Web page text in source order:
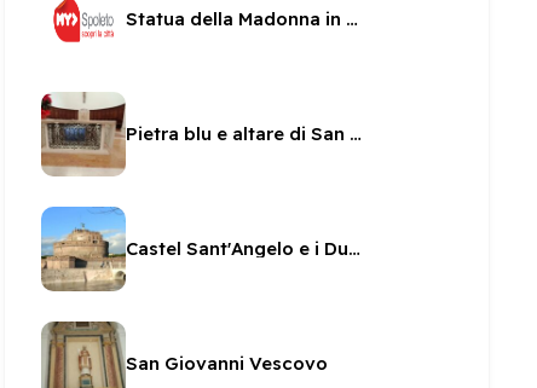
Statua della Madonna in una nicchia di San sabino
Pietra blu e altare di San Pietro
Castel Sant'Angelo e i Duchi di Spoleto
San Giovanni Vescovo